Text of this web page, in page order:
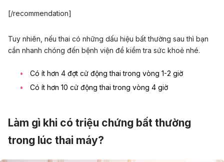
[/recommendation]
Tuy nhiên, nếu thai có những dấu hiệu bất thường sau thì bạn
cần nhanh chóng đến bệnh viện để kiểm tra sức khoẻ nhé.
Có ít hơn 4 đợt cử động thai trong vòng 1-2 giờ
Có ít hơn 10 cử động thai trong vòng 4 giờ
Làm gì khi có triệu chứng bất thường
trong lúc thai máy?